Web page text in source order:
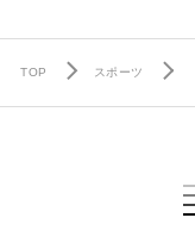
TOP スポーツ